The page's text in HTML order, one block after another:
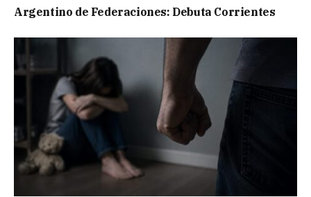
Argentino de Federaciones: Debuta Corrientes